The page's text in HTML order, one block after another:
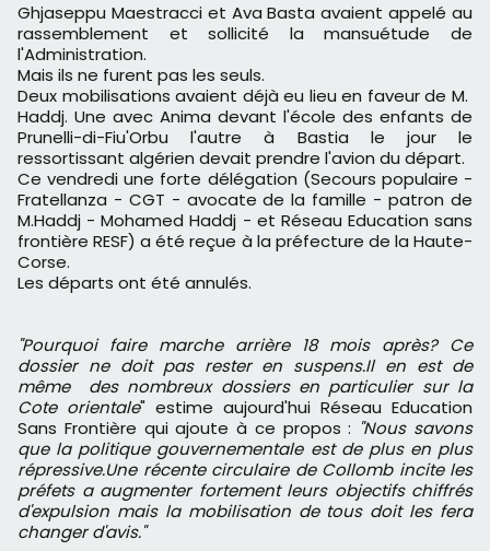
Ghjaseppu Maestracci et Ava Basta avaient appelé au
rassemblement et sollicité la mansuétude de
l'Administration.
Mais ils ne furent pas les seuls.
Deux mobilisations avaient déjà eu lieu en faveur de M.
Haddj. Une avec Anima devant l'école des enfants de
Prunelli-di-Fiu'Orbu l'autre à Bastia le jour le
ressortissant algérien devait prendre l'avion du départ.
Ce vendredi une forte délégation (Secours populaire -
Fratellanza - CGT - avocate de la famille - patron de
M.Haddj - Mohamed Haddj - et Réseau Education sans
frontière RESF) a été reçue à la préfecture de la Haute-
Corse.
Les départs ont été annulés.
"Pourquoi faire marche arrière 18 mois après? Ce
dossier ne doit pas rester en suspens.Il en est de
même des nombreux dossiers en particulier sur la
Cote orientale" estime aujourd'hui Réseau Education
Sans Frontière qui ajoute à ce propos : "Nous savons
que la politique gouvernementale est de plus en plus
répressive.Une récente circulaire de Collomb incite les
préfets a augmenter fortement leurs objectifs chiffrés
d'expulsion mais la mobilisation de tous doit les fera
changer d'avis."